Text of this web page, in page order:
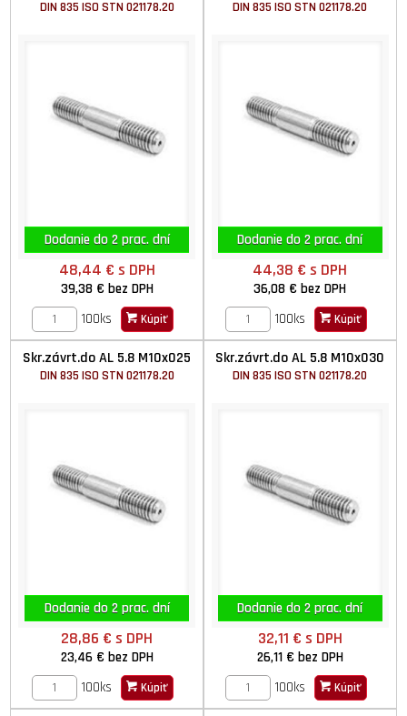
DIN 835 ISO STN 021178.20
Dodanie do 2 prac. dní
48,44 € s DPH
39,38 € bez DPH
100ks
Kúpiť
DIN 835 ISO STN 021178.20
Dodanie do 2 prac. dní
44,38 €s DPH
36,08 €bez DPH
100ks
Kúpiť
Skr.závrt.do AL 5.8 M10x025
DIN 835 ISO STN 021178.20
Dodanie do 2 prac. dní
28,86 €s DPH
23,46 € bez DPH
100ks
Kúpiť
Skr.závrt.do AL 5.8 M10x030
DIN 835 ISO STN 021178.20
Dodanie do 2 prac. dní
32,11 € s DPH
26,11 € bez DPH
100ks
Kúpiť